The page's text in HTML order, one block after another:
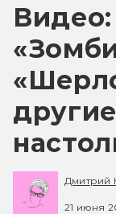
Дмитрий
21 июня